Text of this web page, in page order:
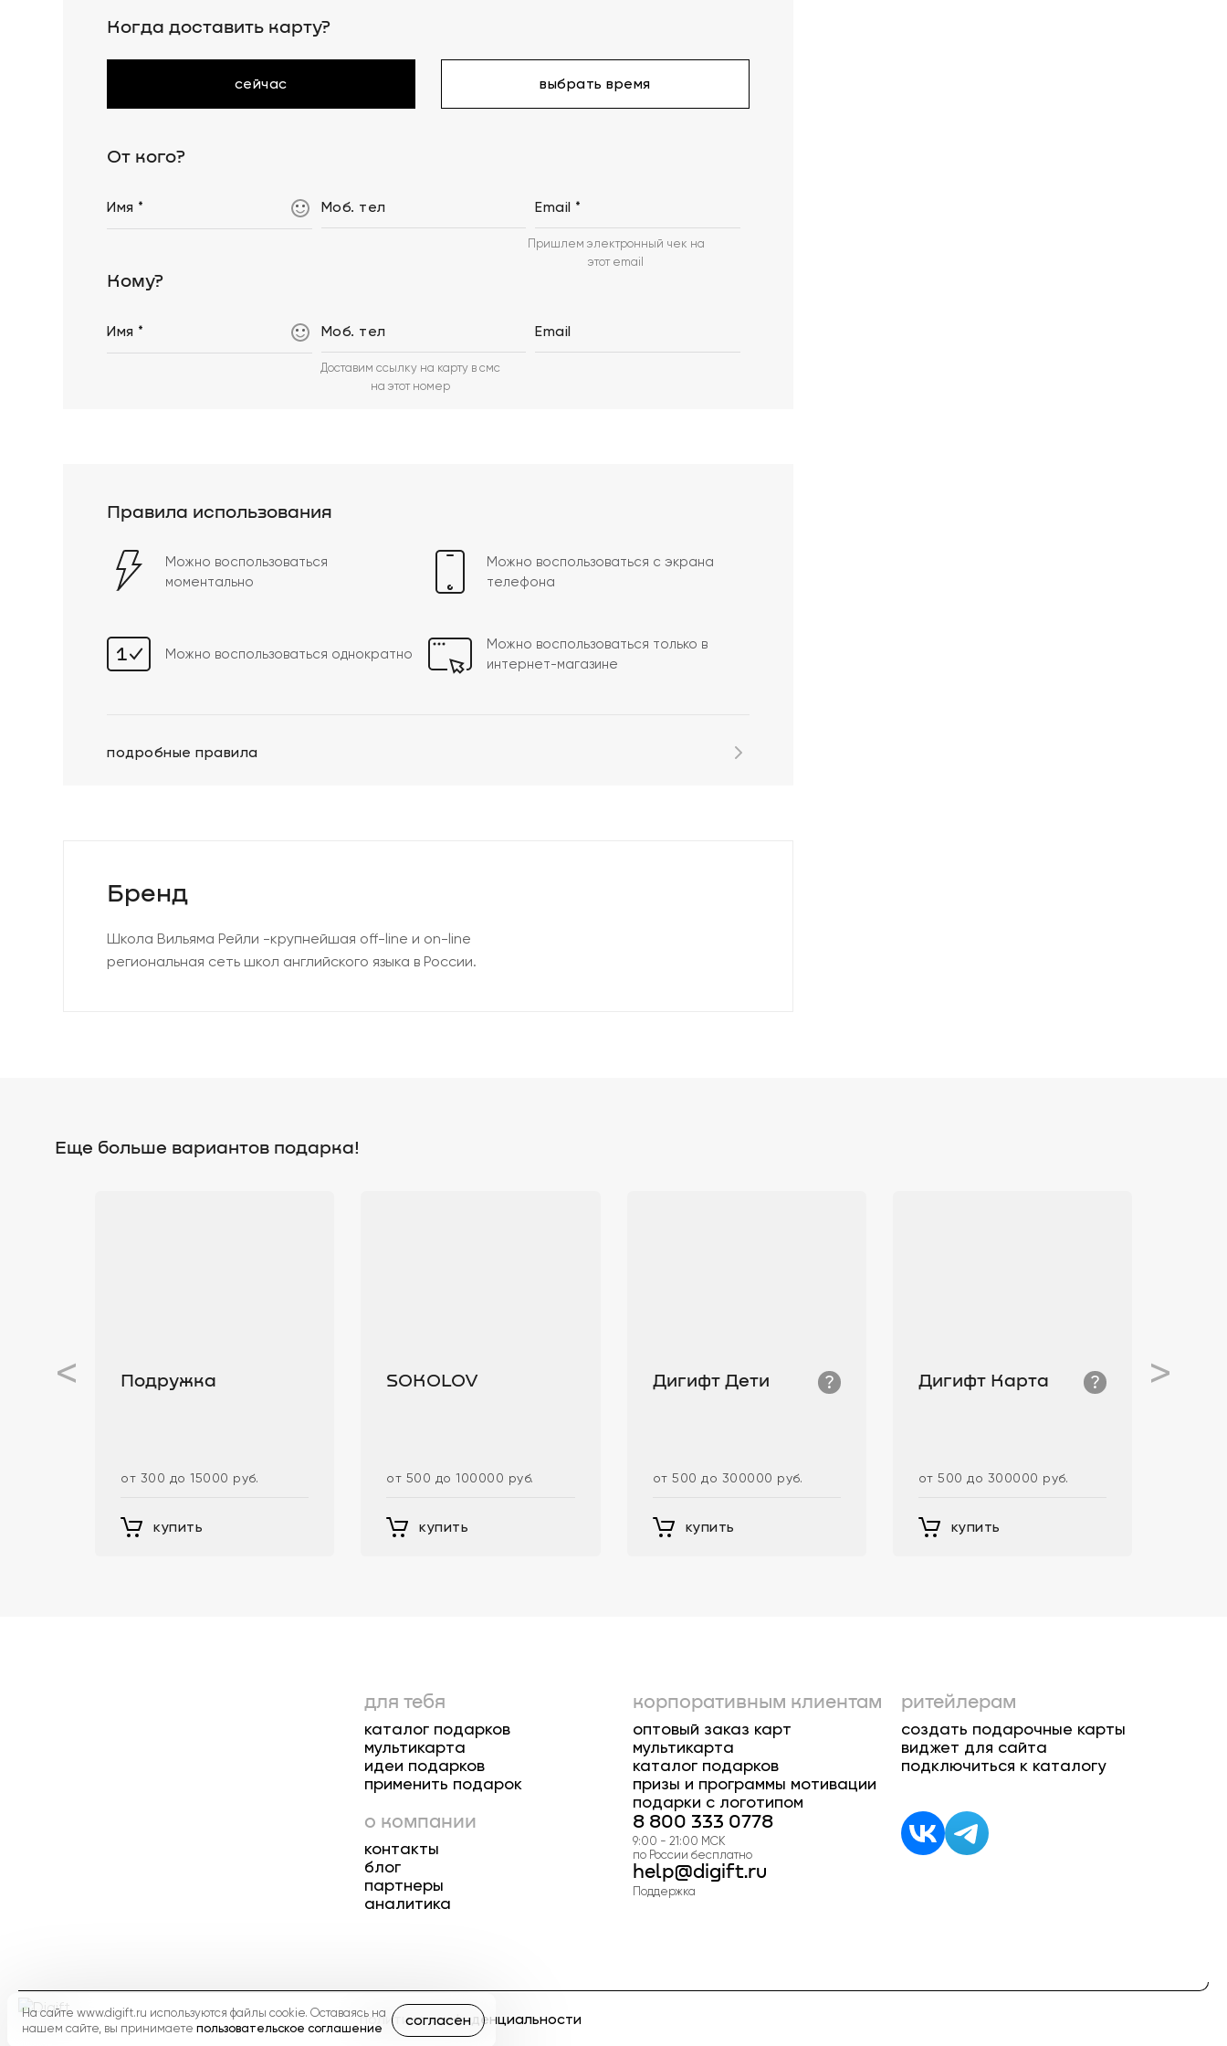
Когда доставить карту?
сейчас выбрать время
От кого?
Имя * Моб. тел Email *
Пришлем электронный чек на
этот email
Кому?
Имя * Моб. тел Email
Доставим ссылку на карту в смс
на этот номер
Правила использования
Можно воспользоваться
моментально
Можно воспользоваться с экрана
телефона
Можно воспользоваться однократно
Можно воспользоваться только в
интернет-магазине
подробные правила
Бренд
Школа Вильяма Рейли -крупнейшая off-line и on-line
региональная сеть школ английского языка в России.
Еще больше вариантов подарка!
< Подружка
от 300 до 15000 руб.
купить
SOKOLOV
от 500 до 100000 руб.
купить
Дигифт Дети ?
от 500 до 300000 руб.
купить
Дигифт Карта ?
от 500 до 300000 руб.
купить
>
для тебя
каталог подарков
мультикарта
идеи подарков
применить подарок
корпоративным клиентам
оптовый заказ карт
мультикарта
каталог подарков
призы и программы мотивации
подарки с логотипом
ритейлерам
создать подарочные карты
виджет для сайта
подключиться к каталогу
о компании
контакты
блог
партнеры
аналитика
8 800 333 0778
9:00 - 21:00 МСК
по России бесплатно
help@digift.ru
Поддержка
политика конфиденциальности
На сайте www.digift.ru используются файлы cookie. Оставаясь на
нашем сайте, вы принимаете пользовательское соглашение согласен